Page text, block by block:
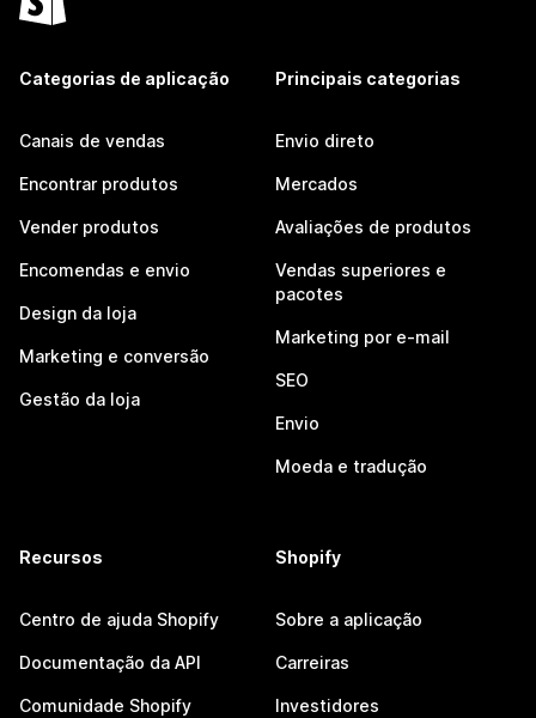
Categorias de aplicação
Canais de vendas
Encontrar produtos
Vender produtos
Encomendas e envio
Design da loja
Marketing e conversão
Gestão da loja
Principais categorias
Envio direto
Mercados
Avaliações de produtos
Vendas superiores e
pacotes
Marketing por e-mail
SEO
Envio
Moeda e tradução
Recursos
Centro de ajuda Shopify
Documentação da API
Comunidade Shopify
Shopify
Sobre a aplicação
Carreiras
Investidores